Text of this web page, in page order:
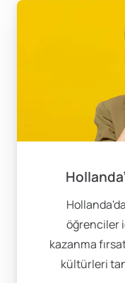
öğrenciler
kazanma
kültürleri